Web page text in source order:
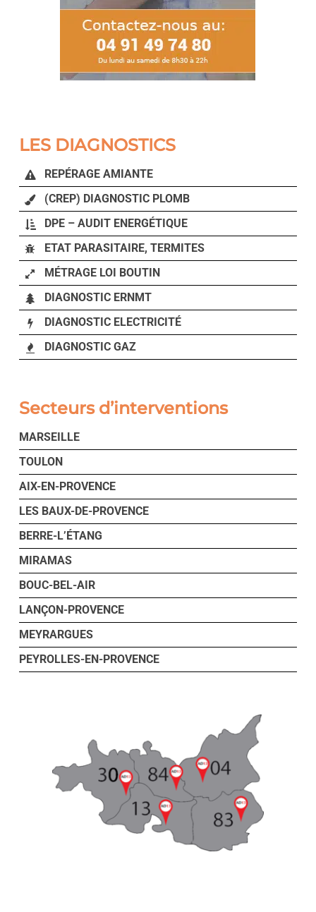
LES DIAGNOSTICS
REPÉRAGE AMIANTE
(CREP) DIAGNOSTIC PLOMB
DPE – AUDIT ENERGÉTIQUE
ETAT PARASITAIRE, TERMITES
MÉTRAGE LOI BOUTIN
DIAGNOSTIC ERNMT
DIAGNOSTIC ELECTRICITÉ
DIAGNOSTIC GAZ
Secteurs d’interventions
MARSEILLE
TOULON
AIX-EN-PROVENCE
LES BAUX-DE-PROVENCE
BERRE-L’ÉTANG
MIRAMAS
BOUC-BEL-AIR
LANÇON-PROVENCE
MEYRARGUES
PEYROLLES-EN-PROVENCE